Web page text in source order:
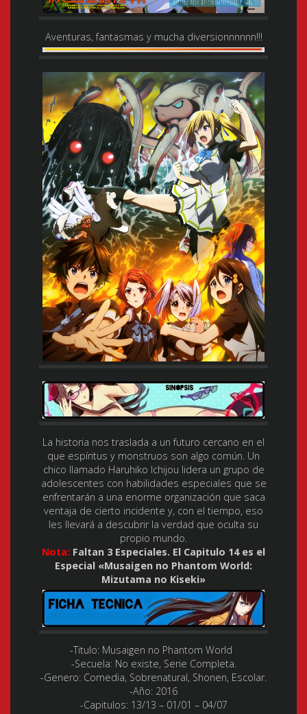
Aventuras, fantasmas y mucha diversionnnnnn!!!
La historia nos traslada a un futuro cercano en el
que espíritus y monstruos son algo común. Un
chico llamado Haruhiko Ichijou lidera un grupo de
adolescentes con habilidades especiales que se
enfrentarán a una enorme organización que saca
ventaja de cierto incidente y, con el tiempo, eso
les llevará a descubrir la verdad que oculta su
propio mundo.
Nota: Faltan 3 Especiales. El Capitulo 14 es el
Especial «Musaigen no Phantom World:
Mizutama no Kiseki»
-Titulo: Musaigen no Phantom World
-Secuela: No existe, Serie Completa.
-Genero: Comedia, Sobrenatural, Shonen, Escolar.
-Año: 2016
-Capitulos: 13/13 – 01/01 – 04/07